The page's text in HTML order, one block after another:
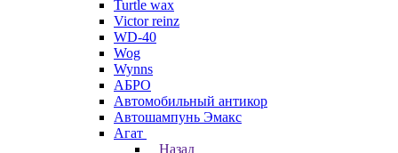
Turtle wax
Victor reinz
WD-40
Wog
Wynns
АБРО
Автомобильный антикор
Автошампунь Эмакс
Агат
Назад